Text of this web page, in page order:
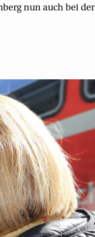
nun auch bei der